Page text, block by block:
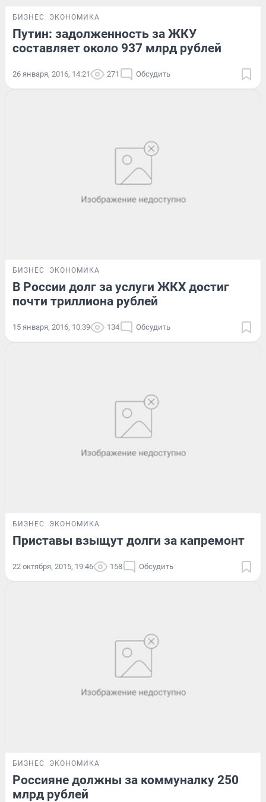
БИЗНЕС ЭКОНОМИКА
Путин: задолженность за ЖКУ
составляет около 937 млрд рублей
26 января, 2016, 14:21 271 Обсудить
БИЗНЕС ЭКОНОМИКА
В России долг за услуги ЖКХ достиг
почти триллиона рублей
15 января, 2016, 10:39 134 Обсудить
БИЗНЕС ЭКОНОМИКА
Приставы взыщут долги за капремонт
22 октября, 2015, 19:46 158 Обсудить
БИЗНЕС ЭКОНОМИКА
Россияне должны за коммуналку 250
млрд рублей